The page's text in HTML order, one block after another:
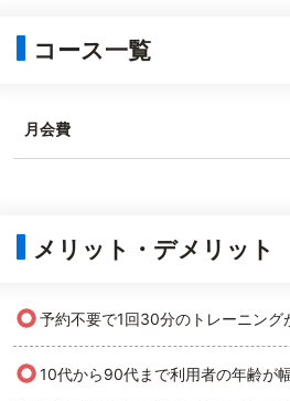
コース一覧
月会費
メリット・デメリット
○予約不要で1回30分のトレーニング
○10代から90代まで利用者の年齢が